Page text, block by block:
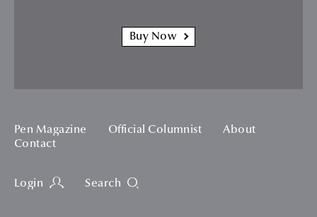
Buy Now
Pen Magazine Official Columnist
About
Contact
Login Search